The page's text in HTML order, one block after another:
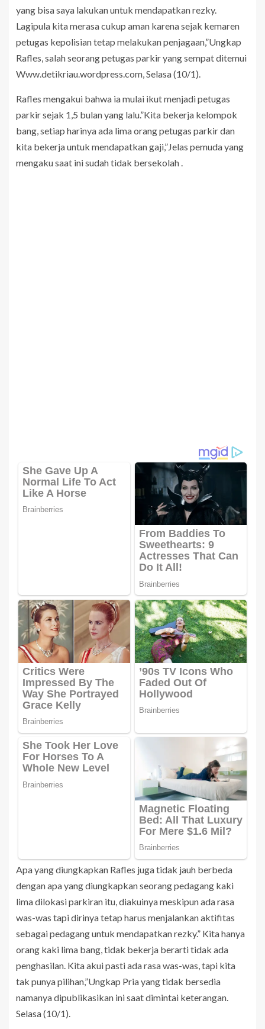
yang bisa saya lakukan untuk mendapatkan rezky.
Lagipula kita merasa cukup aman karena sejak kemaren
petugas kepolisian tetap melakukan penjagaan,”Ungkap
Rafles, salah seorang petugas parkir yang sempat ditemui
Www.detikriau.wordpress.com, Selasa (10/1).
Rafles mengakui bahwa ia mulai ikut menjadi petugas
parkir sejak 1,5 bulan yang lalu.”Kita bekerja kelompok
bang, setiap harinya ada lima orang petugas parkir dan
kita bekerja untuk mendapatkan gaji,”Jelas pemuda yang
mengaku saat ini sudah tidak bersekolah .
Apa yang diungkapkan Rafles juga tidak jauh berbeda
dengan apa yang diungkapkan seorang pedagang kaki
lima dilokasi parkiran itu, diakuinya meskipun ada rasa
was-was tapi dirinya tetap harus menjalankan aktifitas
sebagai pedagang untuk mendapatkan rezky.” Kita hanya
orang kaki lima bang, tidak bekerja berarti tidak ada
penghasilan. Kita akui pasti ada rasa was-was, tapi kita
tak punya pilihan,”Ungkap Pria yang tidak bersedia
namanya dipublikasikan ini saat dimintai keterangan.
Selasa (10/1).